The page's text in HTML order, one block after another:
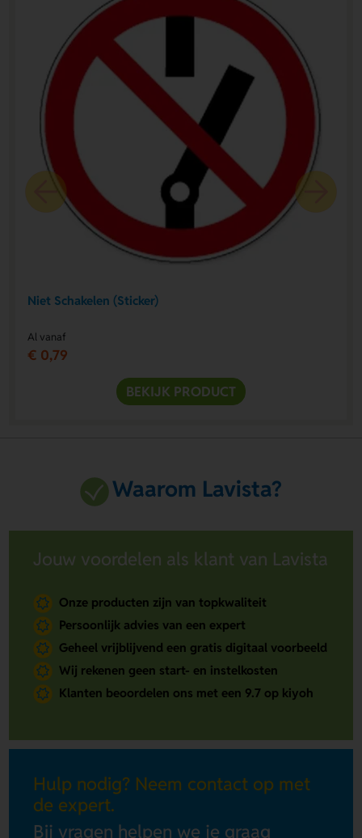
Niet Schakelen (Sticker)
Al vanaf
€ 0,79
BEKIJK PRODUCT
Waarom Lavista?
Jouw voordelen als klant van Lavista
Onze producten zijn van topkwaliteit
Persoonlijk advies van een expert
Geheel vrijblijvend een gratis digitaal voorbeeld
Wij rekenen geen start- en instelkosten
Klanten beoordelen ons met een 9.7 op kiyoh
Hulp nodig? Neem contact op met
de expert.
Bij vragen helpen we je graag